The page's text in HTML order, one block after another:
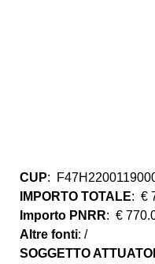
CUP:
IMPORTO TOTALE: €
Importo PNRR: €
Altre fonti: /
SOGGETTO